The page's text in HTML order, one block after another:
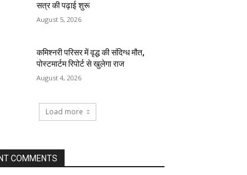
सत्र की पढ़ाई शुरू
August 5, 2026
कमिश्नरी परिसर में वृद्ध की संदिग्ध मौत,
पोस्टमार्टम रिपोर्ट से खुलेगा राज
August 4, 2026
Load more
COMMENTS